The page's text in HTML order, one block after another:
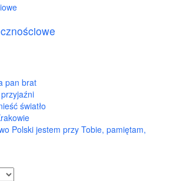
pan brat
światło
Polski jestem przy Tobie, pamiętam,